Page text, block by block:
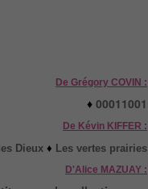
De Grégory COVIN :
♦ 00011001
De Kévin KIFFER :
Dieux ♦ Les vertes prairies
D'Alice MAZUAY :